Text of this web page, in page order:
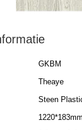
GKBM
Theaye
Steen